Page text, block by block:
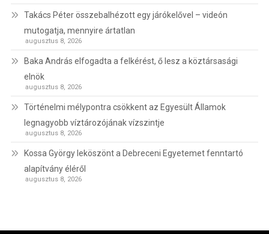
Takács Péter összebalhézott egy járókelővel – videón
mutogatja, mennyire ártatlan
augusztus 8, 2026
Baka András elfogadta a felkérést, ő lesz a köztársasági
elnök
augusztus 8, 2026
Történelmi mélypontra csökkent az Egyesült Államok
legnagyobb víztározójának vízszintje
augusztus 8, 2026
Kossa György leköszönt a Debreceni Egyetemet fenntartó
alapítvány éléről
augusztus 8, 2026